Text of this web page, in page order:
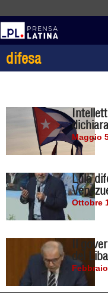
difesa
Maggio
Lula
Ottobre
Il
del